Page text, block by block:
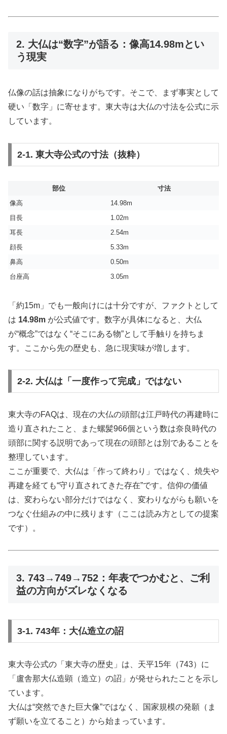
2. 大仏は“数字”が語る：像高14.98mとい
う現実
仏像の話は抽象になりがちです。そこで、まず事実として
硬い「数字」に寄せます。東大寺は大仏の寸法を公式に示
しています。
2-1. 東大寺公式の寸法（抜粋）
部位
寸法
像高
14.98m
目長
1.02m
耳長
2.54m
顔長
5.33m
鼻高
0.50m
台座高
3.05m
「約15m」でも一般向けには十分ですが、ファクトとして
は 14.98m が公式値です。数字が具体になると、大仏
が“概念”ではなく“そこにある物”として手触りを持ちま
す。ここから先の歴史も、急に現実味が増します。
2-2. 大仏は「一度作って完成」ではない
東大寺のFAQは、現在の大仏の頭部は江戸時代の再建時に
造り直されたこと、また螺髪966個という数は奈良時代の
頭部に関する説明であって現在の頭部とは別であることを
整理しています。
ここが重要で、大仏は「作って終わり」ではなく、焼失や
再建を経ても“守り直されてきた存在”です。信仰の価値
は、変わらない部分だけではなく、変わりながらも願いを
つなぐ仕組みの中に残ります（ここは読み方としての提案
です）。
3. 743→749→752：年表でつかむと、ご利
益の方向がズレなくなる
3-1. 743年：大仏造立の詔
東大寺公式の「東大寺の歴史」は、天平15年（743）に
「盧舎那大仏造顕（造立）の詔」が発せられたことを示し
ています。
大仏は“突然できた巨大像”ではなく、国家規模の発願（ま
ず願いを立てること）から始まっています。